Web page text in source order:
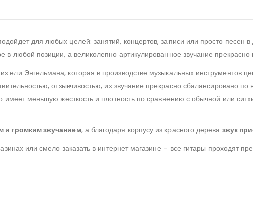
для любых целей: занятий, концертов, записи или просто
любой позиции, а великолепно артикулированное звучание прекрасно
ели Энгельмана, которая в производстве музыкальных инструментов
отзывчивостью, их звучание прекрасно сбалансировано
меньшую жесткость и плотность по сравнению с обычной или
и громким звучанием, а благодаря корпусу из красного дерева звук
или смело заказать в интернет магазине – все гитары проходят